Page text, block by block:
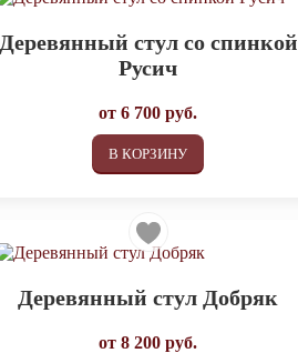
Деревянный стул со спинкой
Русич
от6 700 руб.
В КОРЗИНУ
Деревянный стул Добряк
от8 200 руб.